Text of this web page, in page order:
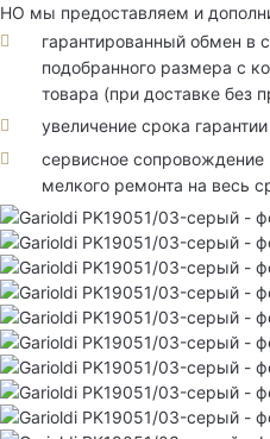
НО мы предоставляем и
гарантированный обмен в
подобранного размера с
товара (при доставке без
увеличение срока
сервисное сопровождение
мелкого ремонта на весь